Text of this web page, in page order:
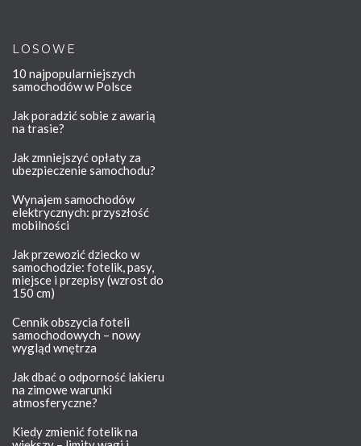
LOSOWE
10 najpopularniejszych
samochodów w Polsce
Jak poradzić sobie z awarią
na trasie?
Jak zmniejszyć opłaty za
ubezpieczenie samochodu?
Wynajem samochodów
elektrycznych: przyszłość
mobilności
Jak przewozić dziecko w
samochodzie: fotelik, pasy,
miejsce i przepisy (wzrost do
150 cm)
Cennik obszycia foteli
samochodowych – nowy
wygląd wnętrza
Jak dbać o odporność lakieru
na zimowe warunki
atmosferyczne?
Kiedy zmienić fotelik na